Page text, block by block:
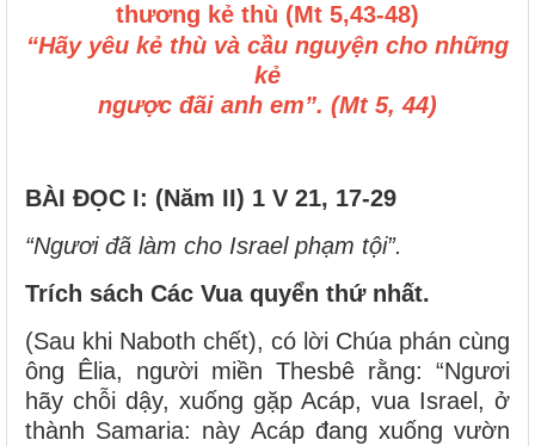
thương kẻ thù (Mt 5,43-48)
“Hãy yêu kẻ thù và cầu nguyện cho những
kẻ
ngược đãi anh em”. (Mt 5, 44)
BÀI ĐỌC I: (Năm II) 1 V 21, 17-29
“Ngươi đã làm cho Israel phạm tội”.
Trích sách Các Vua quyển thứ nhất.
(Sau khi Naboth chết), có lời Chúa phán cùng
ông Êlia, người miền Thesbê rằng: “Ngươi
hãy chỗi dậy, xuống gặp Acáp, vua Israel, ở
thành Samaria: này Acáp đang xuống vườn